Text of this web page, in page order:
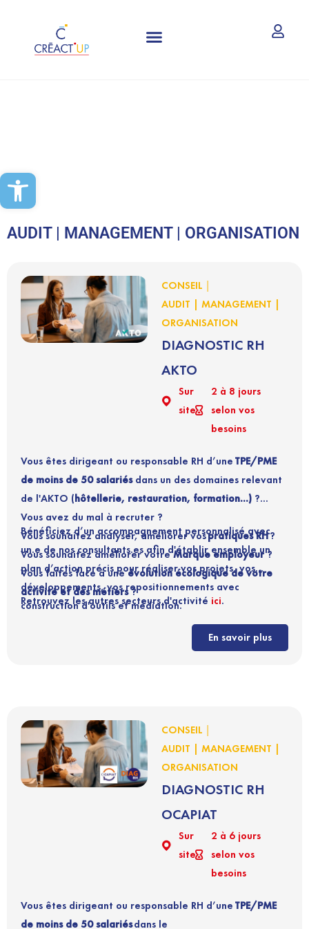
Ouvrir la barre d’outils
AUDIT | MANAGEMENT | ORGANISATION
CONSEIL |
AUDIT | MANAGEMENT |
ORGANISATION
DIAGNOSTIC RH
AKTO
Sur
site
2 à 8 jours
selon vos
besoins
Vous êtes dirigeant ou responsable RH d’une TPE/PME
de moins de 50 salariés dans un des domaines relevant
de l'AKTO (hôtellerie, restauration, formation...) ?
Vous avez du mal à recruter ?
Vous souhaitez analyser, améliorer vospratiques RH?
Vous souhaitez améliorer votreMarque employeur?
Vous faites face à uneévolution écologique de votre
activité et des métiers?
Bénéficiez d’un accompagnement personnalisé avec
un.e de nos consultants.es afin d'établir ensemble un
plan d’action précis pour réaliser vos projets, vos
développements, vos repositionnements avec
construction d'outils et médiation.
Retrouvez les autres secteurs d'activité ici.
En savoir plus
CONSEIL |
AUDIT | MANAGEMENT |
ORGANISATION
DIAGNOSTIC RH
OCAPIAT
Sur
site
2 à 6 jours
selon vos
besoins
Vous êtes dirigeant ou responsable RH d’une TPE/PME
de moins de 50 salariésdans le